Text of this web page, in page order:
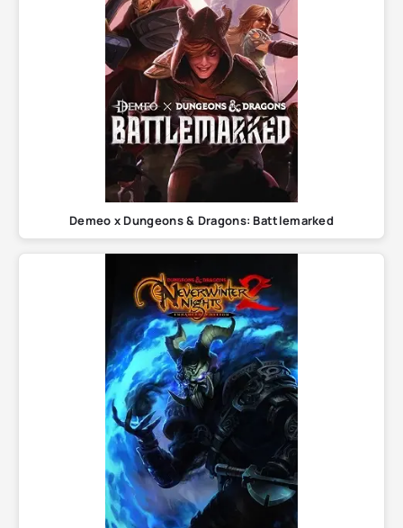
Demeo x Dungeons & Dragons: Battlemarked